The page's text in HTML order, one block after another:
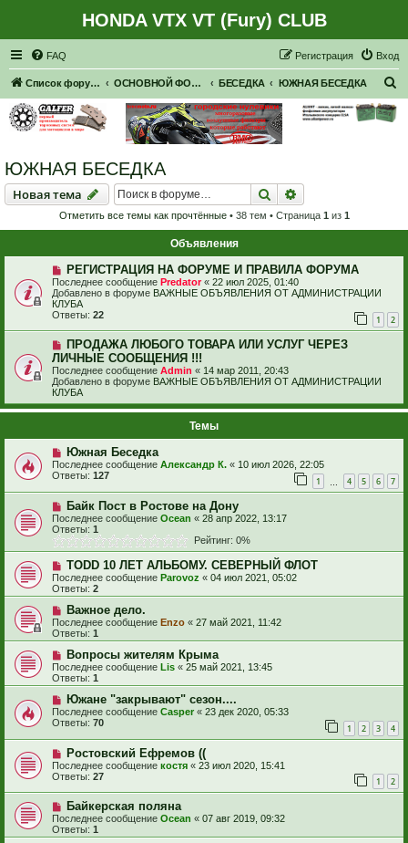
HONDA VTX VT (Fury) CLUB
FAQ Вход
Регистрация
Список форумов ОСНОВНОЙ ФОРУМ БЕСЕДКА ЮЖНАЯ БЕСЕДКА
ЮЖНАЯ БЕСЕДКА
Новая тема
Новаятема Поиск
Отметить все темы как прочтённые• 38 тем • Страница 1 из 1
Объявления
РЕГИСТРАЦИЯ НА ФОРУМЕ И ПРАВИЛА ФОРУМА
Последнее сообщение Predator« 22 июл 2025, 01:40
Добавлено в форуме ВАЖНЫЕ ОБЪЯВЛЕНИЯ ОТ АДМИНИСТРАЦИИ
КЛУБА
Ответы: 22 1 2
ПРОДАЖА ЛЮБОГО ТОВАРА ИЛИ УСЛУГ ЧЕРЕЗ
ЛИЧНЫЕ СООБЩЕНИЯ !!!
Последнее сообщение Admin « 14 мар 2011, 20:43
Добавлено в форуме ВАЖНЫЕ ОБЪЯВЛЕНИЯ ОТ АДМИНИСТРАЦИИ
КЛУБА
Темы
Южная Беседка
Последнее сообщение Александр К. « 10 июл 2026, 22:05
Ответы: 127 1 4 5 6 7
Байк Пост в Ростове на Дону
Последнее сообщение Ocean « 28 апр 2022, 13:17
Ответы: 1
Рейтинг: 0%
TODD 10 ЛЕТ АЛЬБОМУ. СЕВЕРНЫЙ ФЛОТ
Последнее сообщение Parovoz « 04 июл 2021, 05:02
Ответы: 2
Важное дело.
Последнее сообщение Enzo « 27 май 2021, 11:42
Ответы: 1
Вопросы жителям Крыма
Последнее сообщение Lis « 25 май 2021, 13:45
Ответы: 1
Южане "закрывают" сезон....
Последнее сообщение Casper « 23 дек 2020, 05:33
Ответы: 70 1 2 3 4
Ростовский Ефремов ((
Последнее сообщение костя « 23 июл 2020, 15:41
Ответы: 27 1 2
Байкерская поляна
Последнее сообщение Ocean « 07 авг 2019, 09:32
Ответы: 1